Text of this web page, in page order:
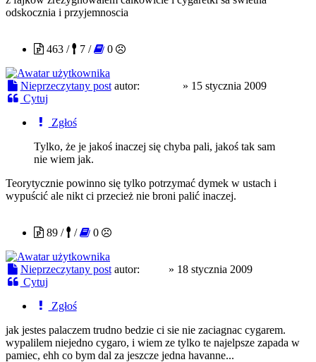
odskocznia i przyjemnoscia
463 /
7 / 0
Nieprzeczytany post autor: » 15 stycznia 2009
Cytuj
Zgłoś
Tylko, że je jakoś inaczej się chyba pali, jakoś tak sam
nie wiem jak.
Teorytycznie powinno się tylko potrzymać dymek w ustach i
wypuścić ale nikt ci przecież nie broni palić inaczej.
89 /
/ 0
Nieprzeczytany post autor: » 18 stycznia 2009
Cytuj
Zgłoś
jak jestes palaczem trudno bedzie ci sie nie zaciagnac cygarem.
wypalilem niejedno cygaro, i wiem ze tylko te najelpsze zapada w
pamiec, ehh co bym dal za jeszcze jedna havanne...